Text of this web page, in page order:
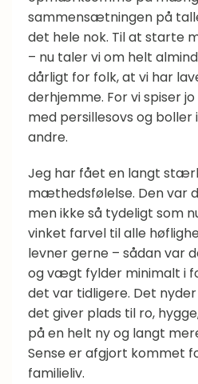
sammensætningen på
det hele nok. Til at starte
– nu taler vi om helt
dårligt for folk, at vi har
derhjemme. For vi spiser
med persillesovs og boller
andre.
Jeg har fået en langt
mæthedsfølelse. Den var
men ikke så tydeligt som
vinket farvel til alle
levner gerne – sådan var
og vægt fylder minimalt i
det var tidligere. Det
det giver plads til ro,
på en helt ny og langt
Sense er afgjort kommet
familieliv.